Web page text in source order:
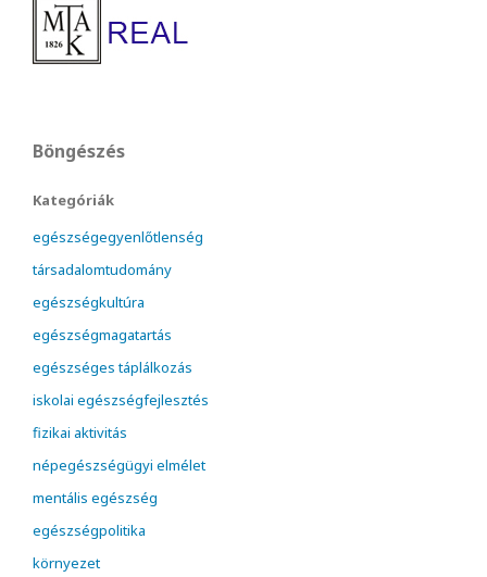
Böngészés
Kategóriák
egészségegyenlőtlenség
társadalomtudomány
egészségkultúra
egészségmagatartás
egészséges táplálkozás
iskolai egészségfejlesztés
fizikai aktivitás
népegészségügyi elmélet
mentális egészség
egészségpolitika
környezet